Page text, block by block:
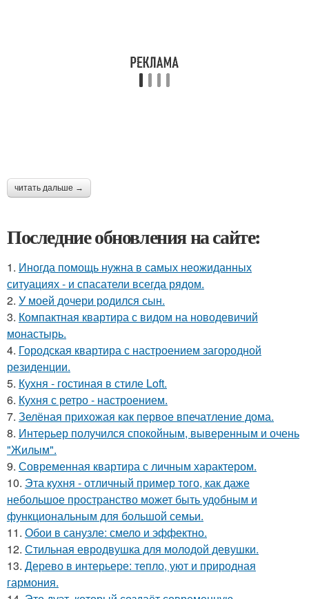
читать дальше →
Последние обновления на сайте:
1. Иногда помощь нужна в самых неожиданных
ситуациях - и спасатели всегда рядом.
2. У моей дочери родился сын.
3. Компактная квартира с видом на новодевичий
монастырь.
4. Городская квартира с настроением загородной
резиденции.
5. Кухня - гостиная в стиле Loft.
6. Кухня с ретро - настроением.
7. Зелёная прихожая как первое впечатление дома.
8. Интерьер получился спокойным, выверенным и очень
"Жилым".
9. Современная квартира с личным характером.
10. Эта кухня - отличный пример того, как даже
небольшое пространство может быть удобным и
функциональным для большой семьи.
11. Обои в санузле: смело и эффектно.
12. Стильная евродвушка для молодой девушки.
13. Дерево в интерьере: тепло, уют и природная
гармония.